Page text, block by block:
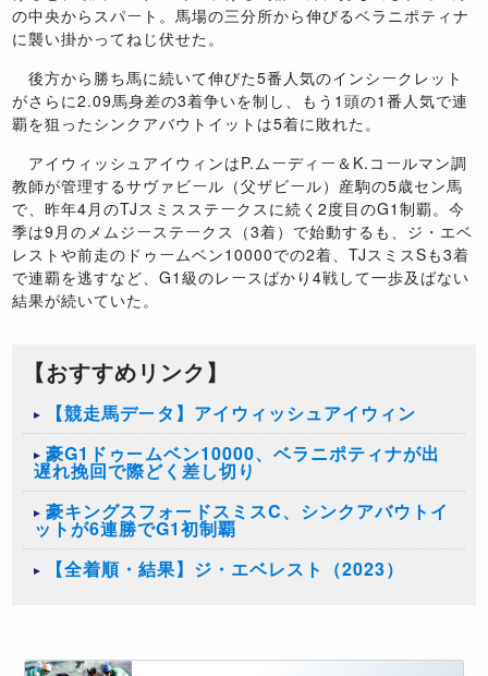
の中央からスパート。馬場の三分所から伸びるベラニポティナ
に襲い掛かってねじ伏せた。
後方から勝ち馬に続いて伸びた5番人気のインシークレット
がさらに2.09馬身差の3着争いを制し、もう1頭の1番人気で連
覇を狙ったシンクアバウトイットは5着に敗れた。
アイウィッシュアイウィンはP.ムーディー＆K.コールマン調
教師が管理するサヴァビール（父ザビール）産駒の5歳セン馬
で、昨年4月のTJスミスステークスに続く2度目のG1制覇。今
季は9月のメムジーステークス（3着）で始動するも、ジ・エベ
レストや前走のドゥームベン10000での2着、TJスミスSも3着
で連覇を逃すなど、G1級のレースばかり4戦して一歩及ばない
結果が続いていた。
【おすすめリンク】
【競走馬データ】アイウィッシュアイウィン
豪G1ドゥームベン10000、ベラニポティナが出
遅れ挽回で際どく差し切り
豪キングスフォードスミスC、シンクアバウトイ
ットが6連勝でG1初制覇
【全着順・結果】ジ・エベレスト（2023）